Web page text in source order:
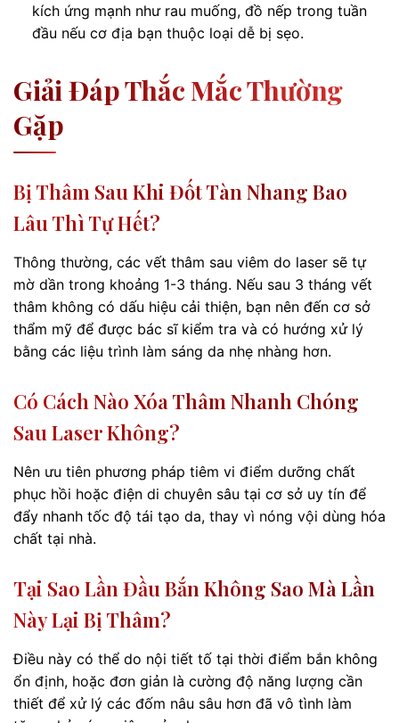
kích ứng mạnh như rau muống, đồ nếp trong tuần
đầu nếu cơ địa bạn thuộc loại dễ bị sẹo.
Giải Đáp Thắc Mắc Thường
Gặp
Bị Thâm Sau Khi Đốt Tàn Nhang Bao
Lâu Thì Tự Hết?
Thông thường, các vết thâm sau viêm do laser sẽ tự
mờ dần trong khoảng 1-3 tháng. Nếu sau 3 tháng vết
thâm không có dấu hiệu cải thiện, bạn nên đến cơ sở
thẩm mỹ để được bác sĩ kiểm tra và có hướng xử lý
bằng các liệu trình làm sáng da nhẹ nhàng hơn.
Có Cách Nào Xóa Thâm Nhanh Chóng
Sau Laser Không?
Nên ưu tiên phương pháp tiêm vi điểm dưỡng chất
phục hồi hoặc điện di chuyên sâu tại cơ sở uy tín để
đẩy nhanh tốc độ tái tạo da, thay vì nóng vội dùng hóa
chất tại nhà.
Tại Sao Lần Đầu Bắn Không Sao Mà Lần
Này Lại Bị Thâm?
Điều này có thể do nội tiết tố tại thời điểm bắn không
ổn định, hoặc đơn giản là cường độ năng lượng cần
thiết để xử lý các đốm nâu sâu hơn đã vô tình làm